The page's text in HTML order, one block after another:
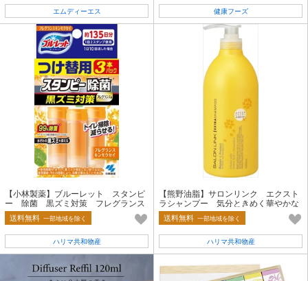
エムディーエス 健康フーズ
【小林製薬】ブルーレット スタンピ
ー 除菌 黒ズミ対策 フレグランス
キンモクセイ つけ替用
送料無料 一部地域を除く
ハリマ共和物産
【熊野油脂】サロンリンク エクスト
ラシャンプー 気分ときめく華やかな
金木犀の香り【シャンプー】
送料無料 一部地域を除く
ハリマ共和物産